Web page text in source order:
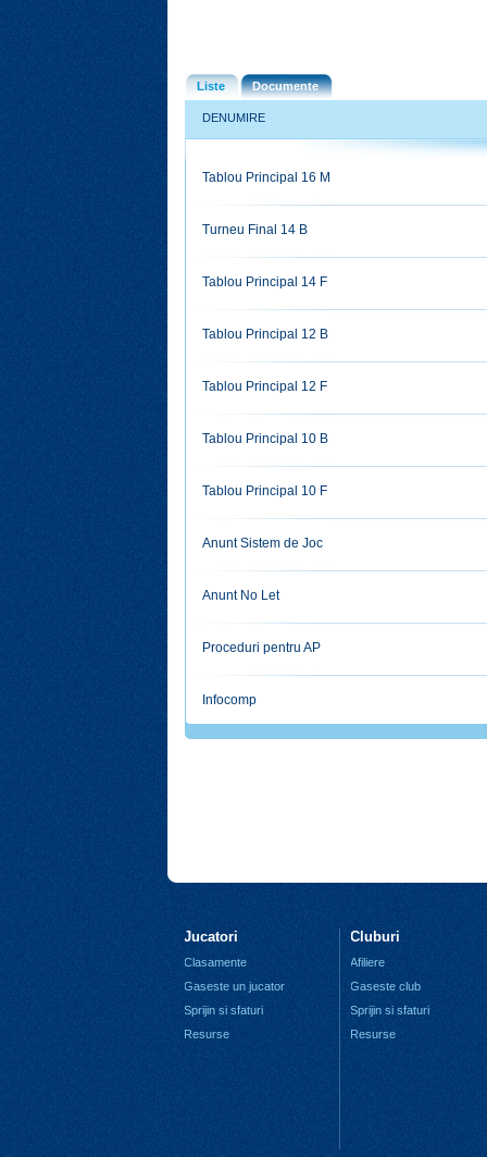
Liste Documente
DENUMIRE
Tablou Principal 16 M
Turneu Final 14 B
Tablou Principal 14 F
Tablou Principal 12 B
Tablou Principal 12 F
Tablou Principal 10 B
Tablou Principal 10 F
Anunt Sistem de Joc
Anunt No Let
Proceduri pentru AP
Infocomp
Jucatori
Clasamente
Gaseste un jucator
Sprijin si sfaturi
Resurse
Cluburi
Afiliere
Gaseste club
Sprijin si sfaturi
Resurse